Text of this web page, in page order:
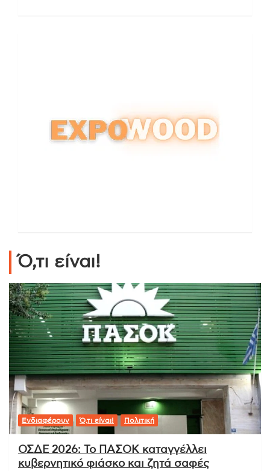
Ό,τι είναι!
Ενδιαφέρουν Ό,τι είναι! Πολιτική
ΟΣΔΕ 2026: Το ΠΑΣΟΚ καταγγέλλει
κυβερνητικό φιάσκο και ζητά σαφές